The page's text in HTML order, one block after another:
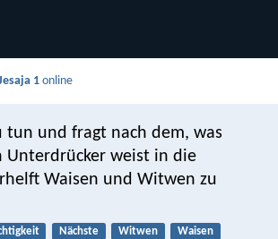
1online
tun und fragt nach dem, was
Unterdrücker weist in die
Waisen und Witwen zu
Nächste Witwen
Waisen